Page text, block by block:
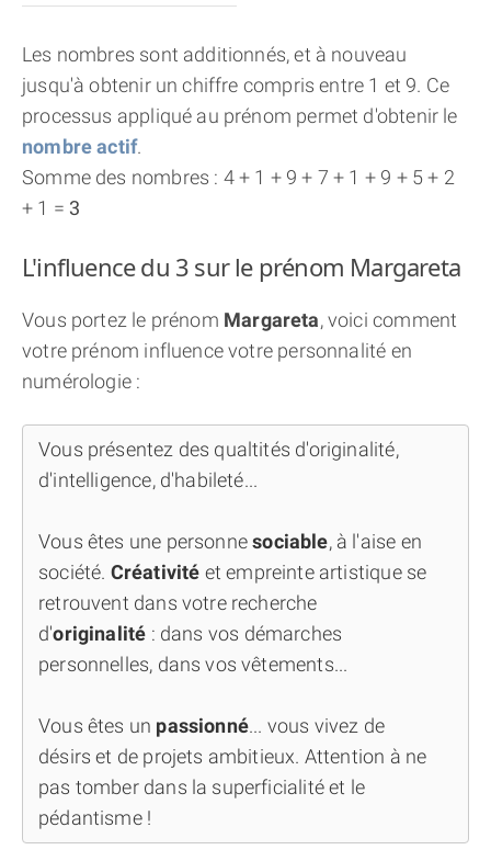
Les nombres sont additionnés, et à nouveau
jusqu'à obtenir un chiffre compris entre 1 et 9. Ce
processus appliqué au prénom permet d'obtenir le
nombre actif.
Somme des nombres : 4 + 1 + 9 + 7 + 1 + 9 + 5 + 2
+ 1 = 3
L'influence du 3 sur le prénom Margareta
Vous portez le prénom Margareta, voici comment
votre prénom influence votre personnalité en
numérologie :
Vous présentez des qualtités d'originalité,
d'intelligence, d'habileté...
Vous êtes une personnesociable, à l'aise en
société. Créativité et empreinte artistique se
retrouvent dans votre recherche
d'originalité : dans vos démarches
personnelles, dans vos vêtements...
Vous êtes un passionné... vous vivez de
désirs et de projets ambitieux. Attention à ne
pas tomber dans la superficialité et le
pédantisme !